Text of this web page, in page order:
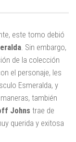
este tomo debió
. Sin embargo,
de la colección
el personaje, les
Esmeralda, y
también
Johns trae de
querida y exitosa